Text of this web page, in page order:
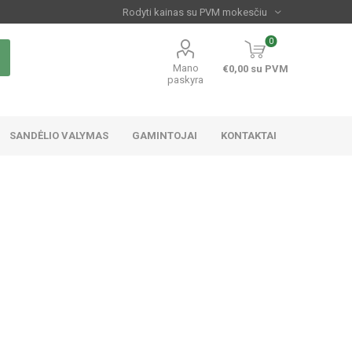
Mano
paskyra
0
€0,00 su PVM
SANDĖLIO VALYMAS GAMINTOJAI KONTAKTAI